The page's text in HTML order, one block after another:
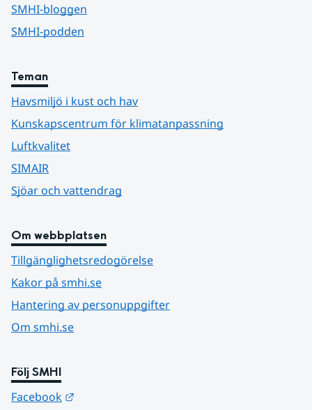
SMHI-bloggen
SMHI-podden
Teman
Havsmiljö i kust och hav
Kunskapscentrum för klimatanpassning
Luftkvalitet
SIMAIR
Sjöar och vattendrag
Om webbplatsen
Tillgänglighetsredogörelse
Kakor på smhi.se
Hantering av personuppgifter
Om smhi.se
Följ SMHI
Facebook